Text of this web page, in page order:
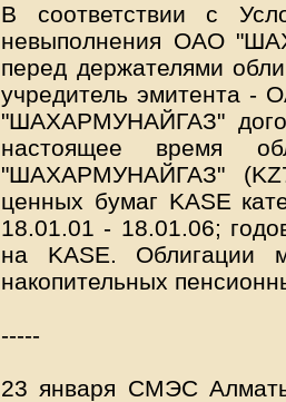
В соответствии с
невыполнения ОАО
перед держателями
учредитель эмитента -
"ШАХАРМУНАЙГАЗ"
настоящее время
"ШАХАРМУНАЙГАЗ"
ценных бумаг KASE
18.01.01 - 18.01.06;
на KASE. Облигации
накопительных
-----
23 января СМЭС